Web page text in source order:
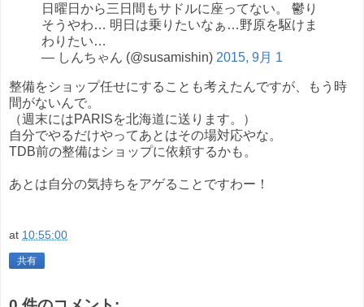
日曜日から三日間もサドルに座ってない。 鬱り
そうやわ… 明日は乗りたいなぁ…野原を駆けま
わりたい…
— しんちゃん (@susamishin) 2015, 9月 1
整備をショップ任せにすることも考えたんですが、もう時
間がないんで。
（週末にはPARISを北海道に送ります。）
自分でやるだけやってあとはその場対応やな。
TDB前の整備はショップに依頼するかも。
あとは自分の気持ちをアゲることですわー！
at 10:55:00
共有